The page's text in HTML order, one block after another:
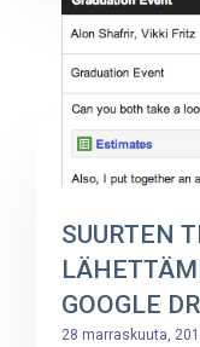
SUURTEN
GOOGLE
28 marraskuuta,